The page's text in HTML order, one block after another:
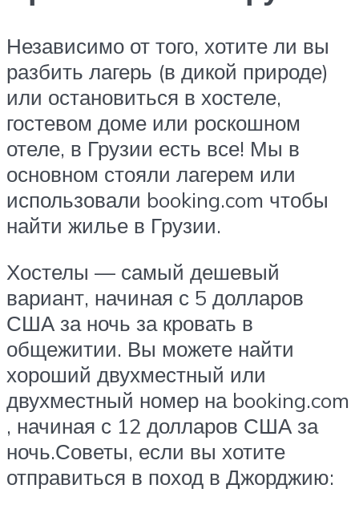
Независимо от того, хотите ли вы
разбить лагерь (в дикой природе)
или остановиться в хостеле,
гостевом доме или роскошном
отеле, в Грузии есть все! Мы в
основном стояли лагерем или
использовали booking.com чтобы
найти жилье в Грузии.
Хостелы — самый дешевый
вариант, начиная с 5 долларов
США за ночь за кровать в
общежитии. Вы можете найти
хороший двухместный или
двухместный номер на booking.com
, начиная с 12 долларов США за
ночь.Советы, если вы хотите
отправиться в поход в Джорджию: